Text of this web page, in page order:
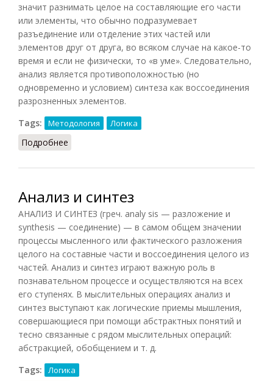
значит разнимать целое на составляющие его части
или элементы, что обычно подразумевает
разъединение или отделение этих частей или
элементов друг от друга, во всяком случае на какое-то
время и если не физически, то «в уме». Следовательно,
анализ является противоположностью (но
одновременно и условием) синтеза как воссоединения
разрозненных элементов.
Tags:
Методология Логика
Подробнее
Анализ и синтез
АНАЛИЗ И СИНТЕЗ (греч. analy sis — разложение и
synthesis — соединение) — в самом общем значении
процессы мысленного или фактического разложения
целого на составные части и воссоединения целого из
частей. Анализ и синтез играют важную роль в
познавательном процессе и осуществляются на всех
его ступенях. В мыслительных операциях анализ и
синтез выступают как логические приемы мышления,
совершающиеся при помощи абстрактных понятий и
тесно связанные с рядом мыслительных операций:
абстракцией, обобщением и т. д.
Tags:
Логика